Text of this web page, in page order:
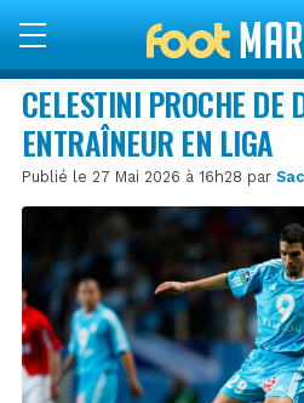
CELESTINI PROCHE DE
ENTRAÎNEUR EN LIGA
Publié le 27 Mai 2026 à 16h28 par